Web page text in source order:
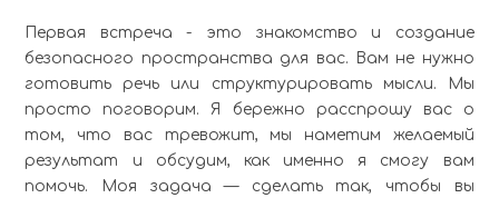
Первая встреча - это знакомство и создание
безопасного пространства для вас. Вам не нужно
готовить речь или структурировать мысли. Мы
просто поговорим. Я бережно расспрошу вас о
том, что вас тревожит, мы наметим желаемый
результат и обсудим, как именно я смогу вам
помочь. Моя задача — сделать так, чтобы вы